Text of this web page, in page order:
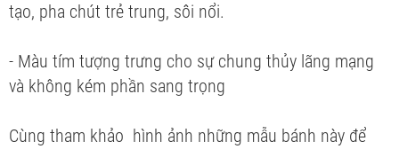
tạo, pha chút trẻ trung, sôi nổi.
- Màu tím tượng trưng cho sự chung thủy lãng mạng
và không kém phần sang trọng
Cùng tham khảo hình ảnh những mẫu bánh này để